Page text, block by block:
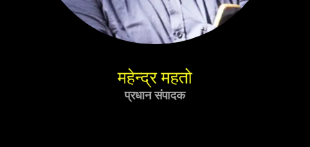
महेन्द्र महतो
प्रधान संपादक